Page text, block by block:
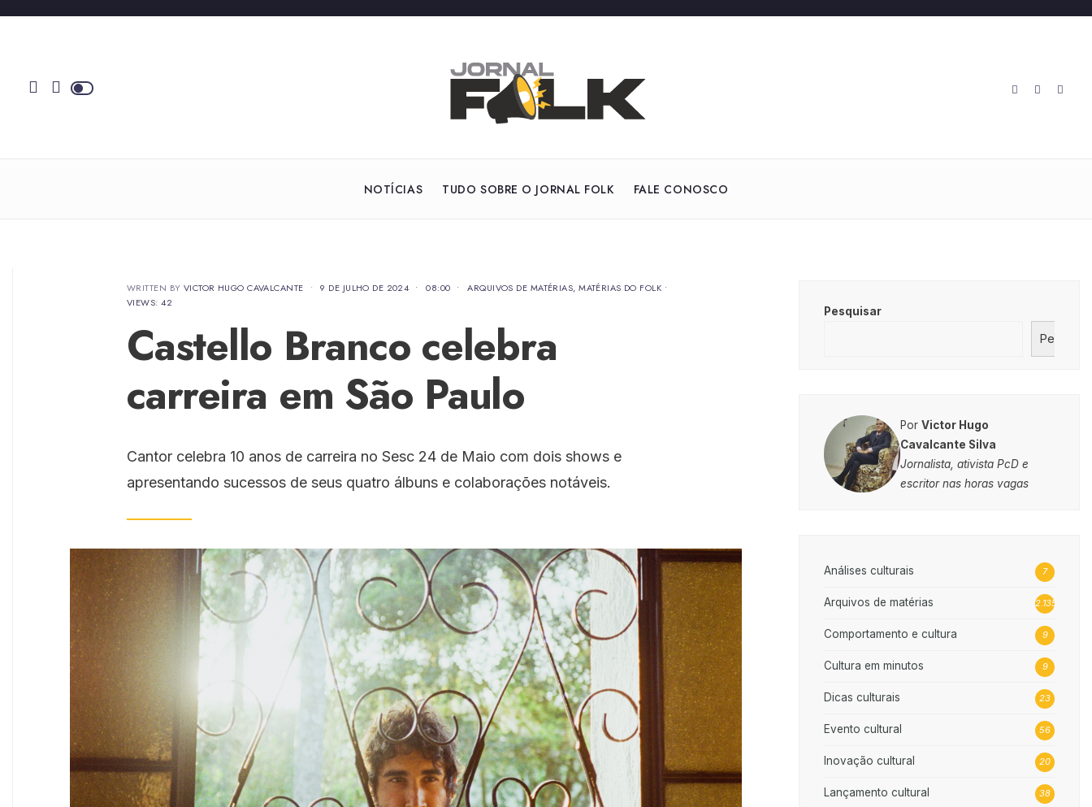
NOTÍCIAS TUDO SOBRE O JORNAL FOLK FALE CONOSCO
WRITTEN BY VICTOR HUGO CAVALCANTE • 9 DE JULHO DE 2024 • 08:00 • ARQUIVOS DE MATÉRIAS,MATÉRIAS DO FOLK •
VIEWS: 42
Castello Branco celebra
carreira em São Paulo
Cantor celebra 10 anos de carreira no Sesc 24 de Maio com dois shows e
apresentando sucessos de seus quatro álbuns e colaborações notáveis.
Pesquisar
PorVictor Hugo
Cavalcante Silva
Jornalista, ativista PcD e
escritor nas horas vagas
Análises culturais 7
Arquivos de matérias 2.135
Comportamento e cultura 9
Cultura em minutos 9
Dicas culturais 23
Evento cultural 56
Inovação cultural 20
Lançamento cultural 38